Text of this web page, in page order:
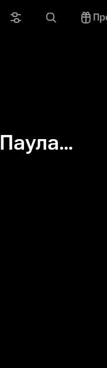
Паула